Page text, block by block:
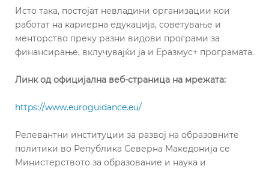
Исто така, постојат невладини организации кои
работат на кариерна едукација, советување и
менторство преку разни видови програми за
финансирање, вклучувајќи ја и Еразмус+ програмата.
Линк од официјална веб-страница на мрежата:
https://www.euroguidance.eu/
Релевантни институции за развој на образовните
политики во Република Северна Македонија се
Министерството за образование и наука и